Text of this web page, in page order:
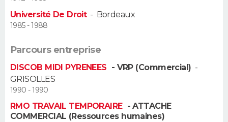
Alimentation
Guide de la santé
Maladies
Médicaments
Sommeil
VOYAGE
PHOTO
GUIDES D'ACHAT
BONS PLANS
CARTE DE VOEUX
Université De Droit- Bordeaux
1985 - 1988
Parcours entreprise
DISCOB MIDI PYRENEES - VRP (Commercial) -
GRISOLLES
1990 - 1990
RMO TRAVAIL TEMPORAIRE - ATTACHE
COMMERCIAL (Ressources humaines)